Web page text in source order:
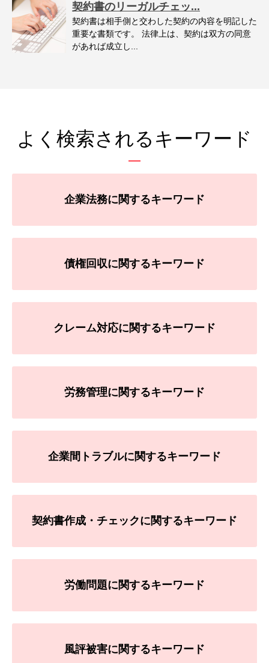
契約書のリーガルチェッ...
契約書は相手側と交わした契約の内容を明記した
重要な書類です。 法律上は、契約は双方の同意
があれば成立し...
よく検索されるキーワード
企業法務に関するキーワード
債権回収に関するキーワード
クレーム対応に関するキーワード
労務管理に関するキーワード
企業間トラブルに関するキーワード
契約書作成・チェックに関するキーワード
労働問題に関するキーワード
風評被害に関するキーワード